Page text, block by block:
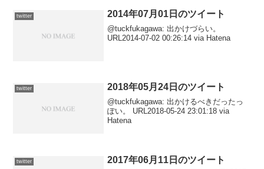
twitter 2014年07月01日のツイート
@tuckfukagawa: 出かけづらい。
URL2014-07-02 00:26:14 via Hatena
twitter 2018年05月24日のツイート
@tuckfukagawa: 出かけるべきだったっ
ぽい。 URL2018-05-24 23:01:18 via
Hatena
twitter 2017年06月11日のツイート